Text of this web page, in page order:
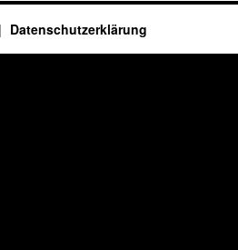
Datenschutzerklärung